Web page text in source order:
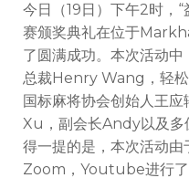
Zoom
为
“益
杯”
线
上
国
标
今日（19日）下午2时，
赛颁奖典礼在位于
了圆满成功。本次活动
总裁Henry Wang，轻
国标麻将协会创始人王
Xu，副会长Andy以及多
得一提的是，本次活动由
Zoom，Youtube进行了